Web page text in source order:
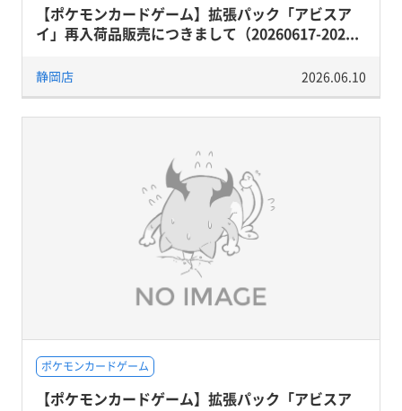
【ポケモンカードゲーム】拡張パック「アビスア
イ」再入荷品販売につきまして（20260617-202...
静岡店 2026.06.10
ポケモンカードゲーム
【ポケモンカードゲーム】拡張パック「アビスア